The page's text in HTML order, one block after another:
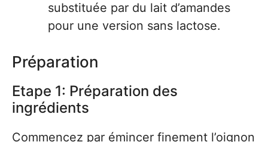
substituée par du lait d’amandes
pour une version sans lactose.
Préparation
Etape 1: Préparation des
ingrédients
Commencez par émincer finement l’oignon